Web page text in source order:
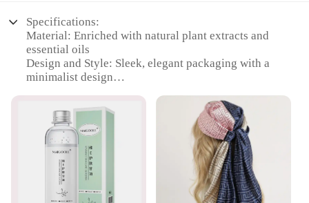
Specifications:
Material: Enriched with natural plant extracts and
essential oils
Design and Style: Sleek, elegant packaging with a
minimalist design
and hydrate the skin
Performance and Property: Lightweight formula that
absorbs quickly, leaving no greasy residue
Shape or Size or Weight or Quantity: Available in a
200ml bottle
Applicable People: Suitable for all skin types,
especially dry or dehydrated skin